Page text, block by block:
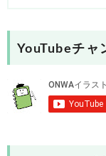
YouTubeチャ